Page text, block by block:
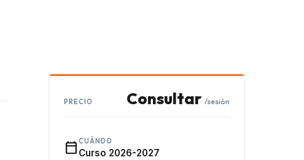
PRECIO Consultar /sesión
calendar_today CUÁNDO
Curso 2026-2027